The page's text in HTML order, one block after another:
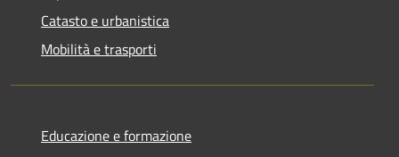
Catasto e urbanistica
Mobilità e trasporti
Educazione e formazione